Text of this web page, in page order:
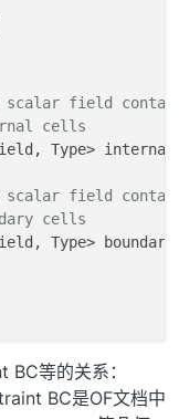
scalar field
cells
Type>
scalar field
cells
Type>
等的关系：
BC是OF文档中